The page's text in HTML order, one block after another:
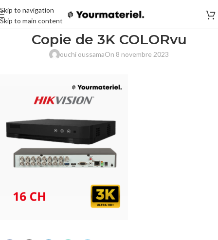
Skip to navigation
Skip to main content
Copie de 3K COLORvu
ouchi oussamaOn 8 novembre 2023